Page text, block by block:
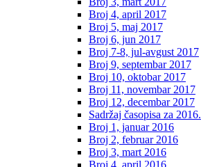
Broj 4, april 2017
Broj 5, maj 2017
Broj 6, jun 2017
Broj 7-8, jul-avgust 2017
Broj 9, septembar 2017
Broj 10, oktobar 2017
Broj 11, novembar 2017
Broj 12, decembar 2017
Sadržaj časopisa za 2016.
Broj 1, januar 2016
Broj 2, februar 2016
Broj 3, mart 2016
Broj 4, april 2016